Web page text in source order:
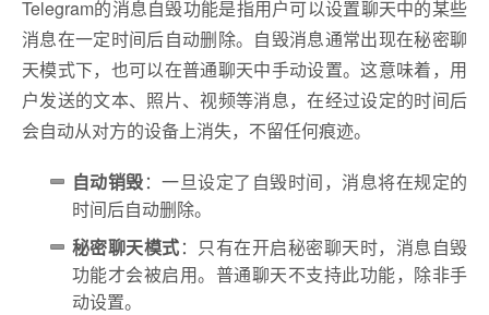
Telegram的消息自毁功能是指用户可以设置聊天中的某些
消息在一定时间后自动删除。自毁消息通常出现在秘密聊
天模式下，也可以在普通聊天中手动设置。这意味着，用
户发送的文本、照片、视频等消息，在经过设定的时间后
会自动从对方的设备上消失，不留任何痕迹。
自动销毁：一旦设定了自毁时间，消息将在规定的
时间后自动删除。
秘密聊天模式：只有在开启秘密聊天时，消息自毁
功能才会被启用。普通聊天不支持此功能，除非手
动设置。